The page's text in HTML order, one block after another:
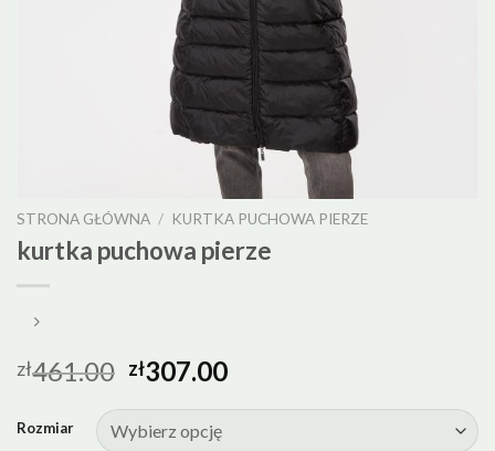
STRONA GŁÓWNA / KURTKA PUCHOWA PIERZE
kurtka puchowa pierze
zł461.00 zł307.00
Rozmiar